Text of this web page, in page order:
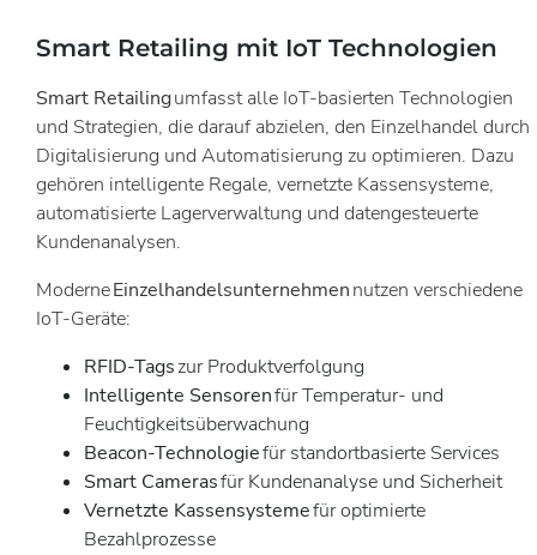
Smart Retailing mit IoT Technologien
Smart Retailingumfasst alle IoT-basierten Technologien
und Strategien, die darauf abzielen, den Einzelhandel durch
Digitalisierung und Automatisierung zu optimieren. Dazu
gehören intelligente Regale, vernetzte Kassensysteme,
automatisierte Lagerverwaltung und datengesteuerte
Kundenanalysen.
ModerneEinzelhandelsunternehmennutzen verschiedene
IoT-Geräte:
RFID-Tagszur Produktverfolgung
Intelligente Sensorenfür Temperatur- und
Feuchtigkeitsüberwachung
Beacon-Technologiefür standortbasierte Services
Smart Camerasfür Kundenanalyse und Sicherheit
Vernetzte Kassensystemefür optimierte
Bezahlprozesse